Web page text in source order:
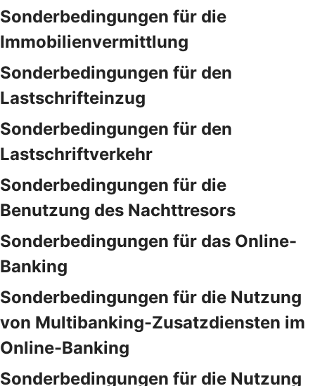
Sonderbedingungen für die
Immobilienvermittlung
Sonderbedingungen für den
Lastschrifteinzug
Sonderbedingungen für den
Lastschriftverkehr
Sonderbedingungen für die
Benutzung des Nachttresors
Sonderbedingungen für das Online-
Banking
Sonderbedingungen für die Nutzung
von Multibanking-Zusatzdiensten im
Online-Banking
Sonderbedingungen für die Nutzung